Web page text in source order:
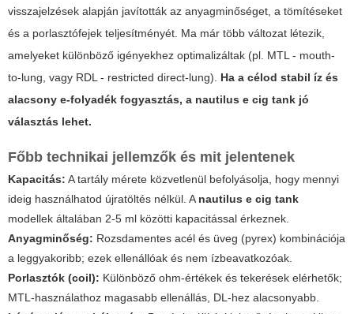
visszajelzések alapján javították az anyagminőséget, a tömítéseket
és a porlasztófejek teljesítményét. Ma már több változat létezik,
amelyeket különböző igényekhez optimalizáltak (pl. MTL - mouth-
to-lung, vagy RDL - restricted direct-lung). Ha a célod stabil íz és
alacsony e-folyadék fogyasztás, a nautilus e cig tank jó
választás lehet.
Főbb technikai jellemzők és mit jelentenek
Kapacitás: A tartály mérete közvetlenül befolyásolja, hogy mennyi
ideig használhatod újratöltés nélkül. Anautilus e cig tank
modellek általában 2-5 ml közötti kapacitással érkeznek.
Anyagminőség: Rozsdamentes acél és üveg (pyrex) kombinációja
a leggyakoribb; ezek ellenállóak és nem ízbeavatkozóak.
Porlasztók (coil): Különböző ohm-értékek és tekerések elérhetők;
MTL-használathoz magasabb ellenállás, DL-hez alacsonyabb.